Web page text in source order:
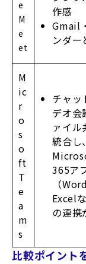
e
M
e
et
作感
Gmail
ンダー
M
ic
r
o
s
o
ft
T
e
a
m
s
チャッ
デオ会
ァイル
統合し、
365ア
（
Excel
の連携
比較ポイント